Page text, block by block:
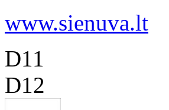
www.sienuva.lt
D11
D12